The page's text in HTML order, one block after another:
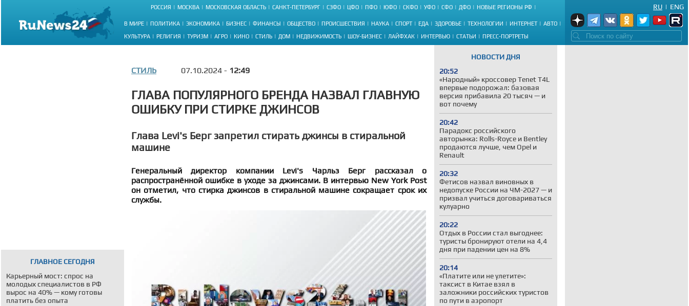
РОССИЯ МОСКВА МОСКОВСКАЯ ОБЛАСТЬ САНКТ-ПЕТЕРБУРГ СЗФО ЦФО ПФО ЮФО СКФО УФО СФО ДФО НОВЫЕ РЕГИОНЫ РФ
В МИРЕ ПОЛИТИКА ЭКОНОМИКА БИЗНЕС ФИНАНСЫ ОБЩЕСТВО ПРОИСШЕСТВИЯ НАУКА СПОРТ ЕДА ЗДОРОВЬЕ ТЕХНОЛОГИИ ИНТЕРНЕТ АВТО
КУЛЬТУРА РЕЛИГИЯ ТУРИЗМ АГРО КИНО СТИЛЬ ДОМ НЕДВИЖИМОСТЬ ШОУ-БИЗНЕС ЛАЙФХАК ИНТЕРВЬЮ СТАТЬИ ПРЕСС-ПОРТРЕТЫ
ENG
|
RU
ГЛАВНОЕ СЕГОДНЯ
Карьерный мост: спрос на
молодых специалистов в РФ
вырос на 40% — кому готовы
платить без опыта
НОВОСТИ ДНЯ
20:52
«Народный» кроссовер Tenet T4L
впервые подорожал: базовая
версия прибавила 20 тысяч — и
вот почему
20:42
Парадокс российского
авторынка: Rolls-Royce и Bentley
продаются лучше, чем Opel и
Renault
20:32
Фетисов назвал виновных в
недопуске России на ЧМ-2027 — и
призвал учиться договариваться
кулуарно
20:22
Отдых в России стал выгоднее:
туристы бронируют отели на 4,4
дня при падении цен на 8%
20:14
«Платите или не улетите»:
таксист в Китае взял в
заложники российских туристов
по пути в аэропорт
СТИЛЬ 07.10.2024 - 12:49
ГЛАВА ПОПУЛЯРНОГО БРЕНДА НАЗВАЛ ГЛАВНУЮ
ОШИБКУ ПРИ СТИРКЕ ДЖИНСОВ
Глава Levi's Берг запретил стирать джинсы в стиральной
машине
Генеральный директор компании Levi's Чарльз Берг рассказал о
распространённой ошибке в уходе за джинсами. В интервью New York Post
он отметил, что стирка джинсов в стиральной машине сокращает срок их
службы.